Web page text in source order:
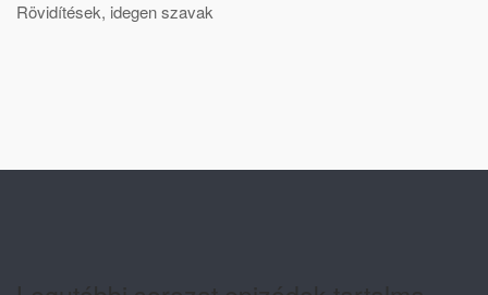
Rövidítések, idegen szavak